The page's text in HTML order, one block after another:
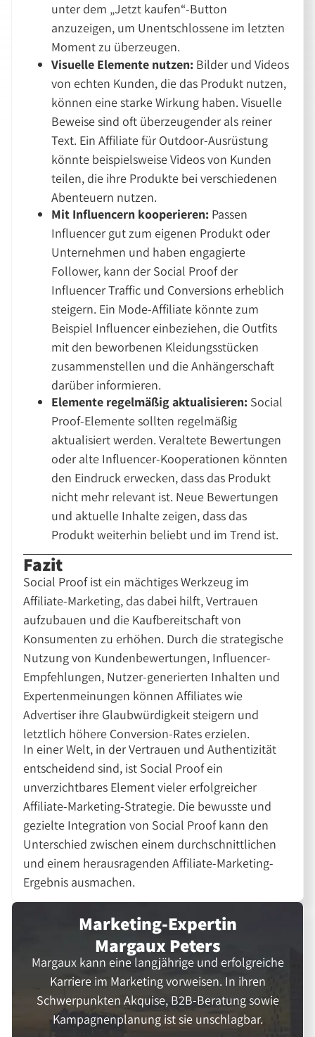
unter dem Jetzt kaufen -Button
anzuzeigen, um Unentschlossene im letzten
Moment zu überzeugen.
Visuelle Elemente nutzen: Bilder und Videos
von echten Kunden, die das Produkt nutzen,
können eine starke Wirkung haben. Visuelle
Beweise sind oft überzeugender als reiner
Text. Ein Affiliate für Outdoor-Ausrüstung
könnte beispielsweise Videos von Kunden
teilen, die ihre Produkte bei verschiedenen
Abenteuern nutzen.
Mit Influencern kooperieren: Passen
Influencer gut zum eigenen Produkt oder
Unternehmen und haben engagierte
Follower, kann der Social Proof der
Influencer Traffic und Conversions erheblich
steigern. Ein Mode-Affiliate könnte zum
Beispiel Influencer einbeziehen, die Outfits
mit den beworbenen Kleidungsstücken
zusammenstellen und die Anhängerschaft
darüber informieren.
Elemente regelmäßig aktualisieren: Social
Proof-Elemente sollten regelmäßig
aktualisiert werden. Veraltete Bewertungen
oder alte Influencer-Kooperationen könnten
den Eindruck erwecken, dass das Produkt
nicht mehr relevant ist. Neue Bewertungen
und aktuelle Inhalte zeigen, dass das
Produkt weiterhin beliebt und im Trend ist.
Fazit
Social Proof ist ein mächtiges Werkzeug im
Affiliate-Marketing, das dabei hilft, Vertrauen
aufzubauen und die Kaufbereitschaft von
Konsumenten zu erhöhen. Durch die strategische
Nutzung von Kundenbewertungen, Influencer-
Empfehlungen, Nutzer-generierten Inhalten und
Expertenmeinungen können Affiliates wie
Advertiser ihre Glaubwürdigkeit steigern und
letztlich höhere Conversion-Rates erzielen.
In einer Welt, in der Vertrauen und Authentizität
entscheidend sind, ist Social Proof ein
unverzichtbares Element vieler erfolgreicher
Affiliate-Marketing-Strategie. Die bewusste und
gezielte Integration von Social Proof kann den
Unterschied zwischen einem durchschnittlichen
und einem herausragenden Affiliate-Marketing-
Ergebnis ausmachen.
Marketing-Expertin
Margaux Peters
Margaux kann eine langjährige und erfolgreiche
Karriere im Marketing vorweisen. In ihren
Schwerpunkten Akquise, B2B-Beratung sowie
Kampagnenplanung ist sie unschlagbar.